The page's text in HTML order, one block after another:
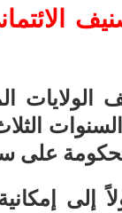
على
إلى